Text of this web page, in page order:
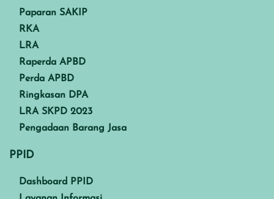
Paparan SAKIP
RKA
LRA
Raperda APBD
Perda APBD
Ringkasan DPA
LRA SKPD 2023
Pengadaan Barang Jasa
PPID
Dashboard PPID